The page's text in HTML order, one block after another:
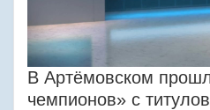
В Артёмовском
чемпионов» с